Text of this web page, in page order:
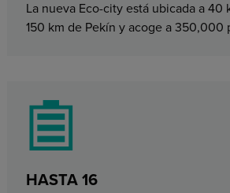
La nueva Eco-city está ubicada a 40
150 km de Pekín y acoge a 350,000
HASTA 16